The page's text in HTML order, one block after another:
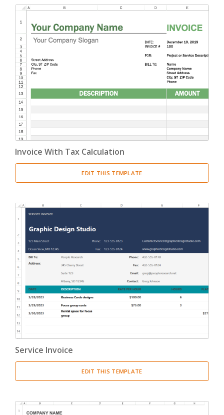
Invoice With Tax Calculation
EDIT THIS TEMPLATE
Service Invoice
EDIT THIS TEMPLATE